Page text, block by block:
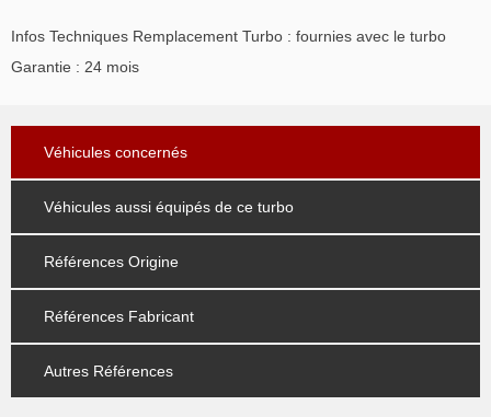
Infos Techniques Remplacement Turbo : fournies avec le turbo
Garantie : 24 mois
Véhicules concernés
Véhicules aussi équipés de ce turbo
Références Origine
Références Fabricant
Autres Références